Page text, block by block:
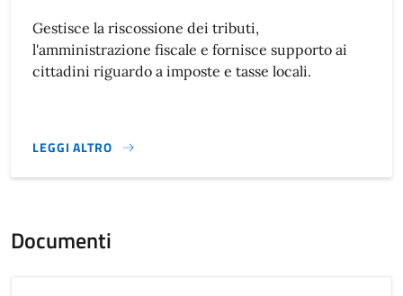
Gestisce la riscossione dei tributi,
l'amministrazione fiscale e fornisce supporto ai
cittadini riguardo a imposte e tasse locali.
LEGGI ALTRO
}
Documenti